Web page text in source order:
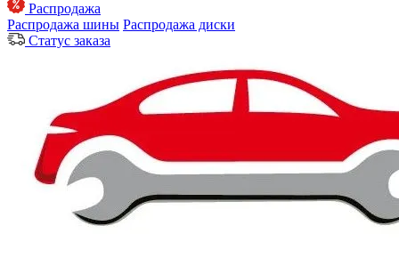
Распродажа
Распродажа шины Распродажа диски
Статус заказа